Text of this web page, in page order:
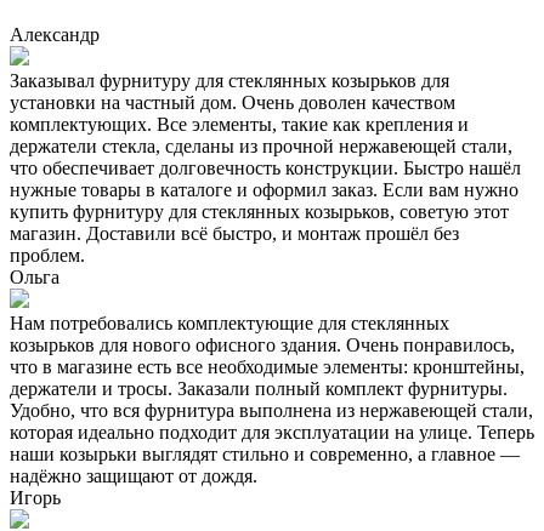
Александр
Заказывал фурнитуру для стеклянных козырьков для
установки на частный дом. Очень доволен качеством
комплектующих. Все элементы, такие как крепления и
держатели стекла, сделаны из прочной нержавеющей стали,
что обеспечивает долговечность конструкции. Быстро нашёл
нужные товары в каталоге и оформил заказ. Если вам нужно
купить фурнитуру для стеклянных козырьков, советую этот
магазин. Доставили всё быстро, и монтаж прошёл без
проблем.
Ольга
Нам потребовались комплектующие для стеклянных
козырьков для нового офисного здания. Очень понравилось,
что в магазине есть все необходимые элементы: кронштейны,
держатели и тросы. Заказали полный комплект фурнитуры.
Удобно, что вся фурнитура выполнена из нержавеющей стали,
которая идеально подходит для эксплуатации на улице. Теперь
наши козырьки выглядят стильно и современно, а главное —
надёжно защищают от дождя.
Игорь